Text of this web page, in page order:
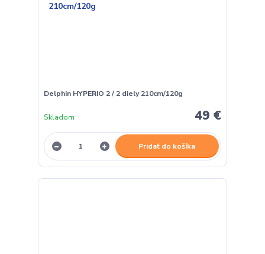
Delphin HYPERIO 2 / 2 diely 210cm/120g
49 €
Skladom
Pridať do košíka